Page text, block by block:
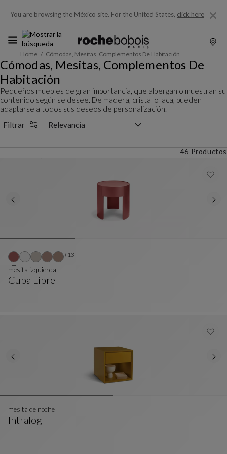
You are browsing the México site. For the United States, click here
Home Cómodas, Mesitas, Complementos De Habitación
Cómodas, Mesitas, Complementos De
Habitación
Pequeños muebles de gran importancia, que albergan o muestran su
contenido según se desee. De madera, cristal o laca, pueden
adaptarse a todos sus deseos de personalización.
Filtrar
46 Productos
Cuba Libre
mesita izquierda
+13Otros colores : 13 colores disponibles
Intralog
mesita de noche